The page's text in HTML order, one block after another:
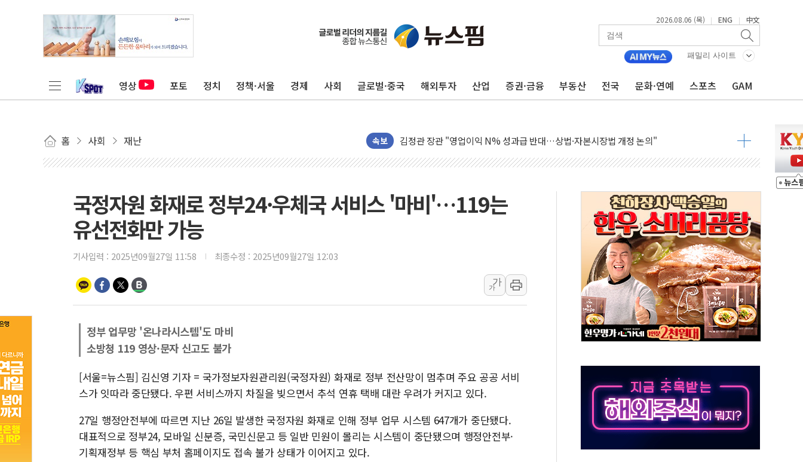
2026.08.06 (목) | ENG | 中文
패밀리 사이트
영상 포토 정치 정책·서울 경제 사회 글로벌·중국 해외투자 산업 증권·금융 부동산 전국 문화·연예 스포츠 GAM
홈 사회 재난 속보
구광모, 내주 실리콘밸리서 젠슨 황 재회…로봇·AI 데이터센터·모빌리티 구체화
김정관 장관 "영업이익 N% 성과급 반대…상법·자본시장법 개정 논의"
뉴욕증시 프리뷰, 미 주가선물 AI주 차익실현 속 혼조세...웨스턴디지털·샌디스크↓
금값 7주 만에 최고…美 고용 둔화·호르무즈 재개방 기대에 강세
[인도증시] 중동 긴장 완화에 실적 호조까지, 상승...호실적 보고 기업 상승세 뚜렷
러, 1인칭시점 드론으로 우크라 민간인 '사파리' 공격… 시민들 공포감 극대화 전략
[베트남 증시] 지수 하락 속 'DGC' 임시 주총 기대감에 홀로 상한가…마진 잔액은 사상 최고
'월가의 황제' 다이먼 "금융시장 레버리지 위험수위…숨은 차입이 더 큰 변수"
양주 섬유염색공장서 화재 1명 중상…대응 1단계 진압 중
김정관 산업부 장관 "주 52시간 손봐야, 경쟁상대 中과 비교해야"
해군 1함대 창설 80주년…지역과 함께하는 '선봉'의 대민 봉사
[3보] 북, 원산서 동해로 단거리 탄도미사일 1발 발사… 올해 10번째·42일 만 도발
동해해경, 독도 해상서 부유물 감긴 어선 구조
주한미군 "오산기지 누출, 백린 아닌 무해한 표면 부식 물질"
구미 폐염산처리업체서 불 2시간30여분만에 진화...외국인 노동자 숨져
해군과 함께하는 '불금전파, 송정' 시즌2
강원도 폭염특보 11일째…온열질환·가축 피해 최소화 '총력 대응'
국정자원 화재로 정부24·우체국 서비스 '마비'…119는
유선전화만 가능
기사입력 : 2025년09월27일 11:58 최종수정 : 2025년09월27일 12:03
가
가
정부 업무망 '온나라시스템'도 마비
소방청 119 영상·문자 신고도 불가
[서울=뉴스핌] 김신영 기자 = 국가정보자원관리원(국정자원) 화재로 정부 전산망이 멈추며 주요 공공 서비
스가 잇따라 중단됐다. 우편 서비스까지 차질을 빚으면서 추석 연휴 택배 대란 우려가 커지고 있다.
27일 행정안전부에 따르면 지난 26일 발생한 국정자원 화재로 인해 정부 업무 시스템 647개가 중단됐다.
대표적으로 정부24, 모바일 신분증, 국민신문고 등 일반 민원이 몰리는 시스템이 중단됐으며 행정안전부·
기획재정부 등 핵심 부처 홈페이지도 접속 불가 상태가 이어지고 있다.